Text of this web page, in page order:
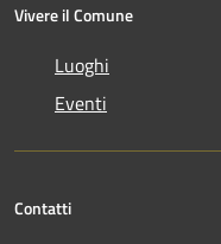
Vivere il Comune
Luoghi
Eventi
Contatti